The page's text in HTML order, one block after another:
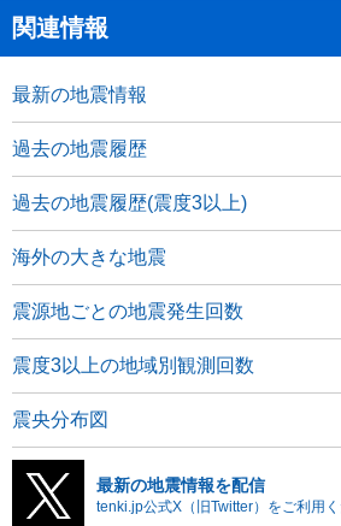
関連情報
最新の地震情報
過去の地震履歴
過去の地震履歴(震度3以上)
海外の大きな地震
震源地ごとの地震発生回数
震度3以上の地域別観測回数
震央分布図
最新の地震情報を配信
tenki.jp公式X（旧Twitter）をご利用く